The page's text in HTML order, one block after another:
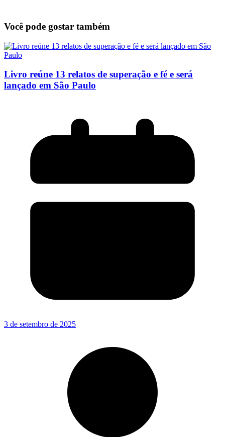
Você pode gostar também
Livro reúne 13 relatos de superação e fé e será
lançado em São Paulo
3 de setembro de 2025